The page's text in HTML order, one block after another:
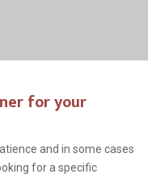
for your
and in some cases
for a specific